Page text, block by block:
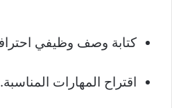
كتابة وصف وظيفي
اقتراح المهارات المناسبة.